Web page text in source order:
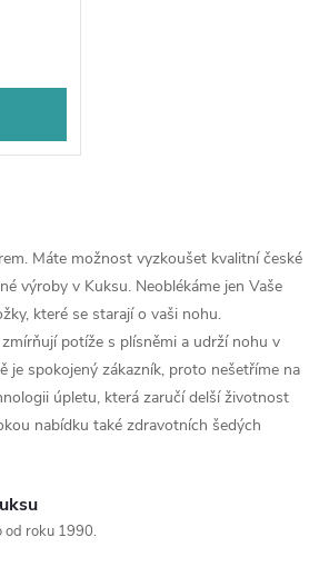
Máte možnost vyzkoušet kvalitní české
výroby v Kuksu. Neoblékáme jen Vaše
které se starají o vaši nohu.
potíže s plísněmi a udrží nohu v
je spokojený zákazník, proto nešetříme na
úpletu, která zaručí delší životnost
nabídku také zdravotních šedých
od roku 1990.